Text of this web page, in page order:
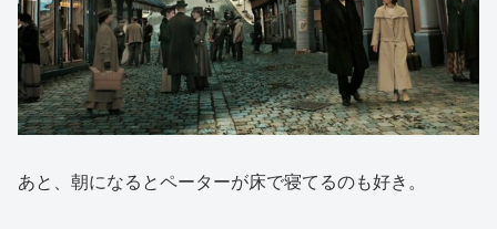
あと、朝になるとペーターが床で寝てるのも好き。